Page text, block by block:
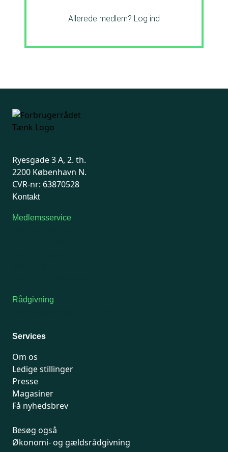
Allerede medlem? Log ind
Ryesgade 3 A, 2. th.
2200 København N.
CVR-nr: 63870528
Kontakt
Medlemsservice
Rådgivning
Services
Om os
Ledige stillinger
Presse
Magasiner
Få nyhedsbrev
Besøg også
Økonomi- og gældsrådgivning